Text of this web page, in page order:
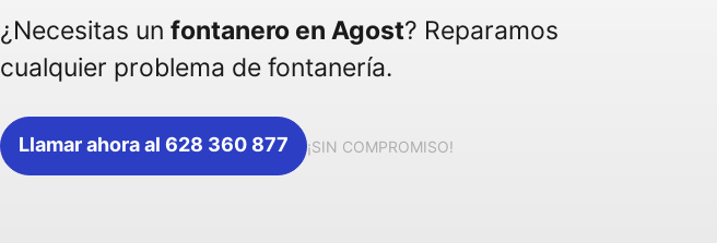
¿Necesitas un fontanero en Agost? Reparamos
cualquier problema de fontanería.
Llamar ahora al 628 360 877 ¡SIN COMPROMISO!